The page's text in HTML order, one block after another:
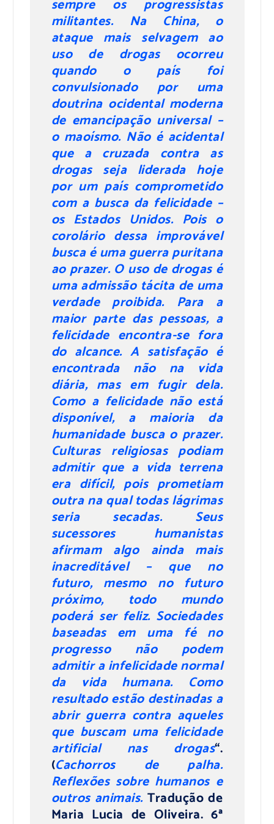
sempre os progressistas
militantes. Na China, o
ataque mais selvagem ao
uso de drogas ocorreu
quando o país foi
convulsionado por uma
doutrina ocidental moderna
de emancipação universal –
o maoísmo. Não é acidental
que a cruzada contra as
drogas seja liderada hoje
por um país comprometido
com a busca da felicidade –
os Estados Unidos. Pois o
corolário dessa improvável
busca é uma guerra puritana
ao prazer. O uso de drogas é
uma admissão tácita de uma
verdade proibida. Para a
maior parte das pessoas, a
felicidade encontra-se fora
do alcance. A satisfação é
encontrada não na vida
diária, mas em fugir dela.
Como a felicidade não está
disponível, a maioria da
humanidade busca o prazer.
Culturas religiosas podiam
admitir que a vida terrena
era difícil, pois prometiam
outra na qual todas lágrimas
seria secadas. Seus
sucessores humanistas
afirmam algo ainda mais
inacreditável – que no
futuro, mesmo no futuro
próximo, todo mundo
poderá ser feliz. Sociedades
baseadas em uma fé no
progresso não podem
admitir a infelicidade normal
da vida humana. Como
resultado estão destinadas a
abrir guerra contra aqueles
que buscam uma felicidade
artificial nas drogas“.
(Cachorros de palha.
Reflexões sobre humanos e
outros animais.Tradução de
Maria Lucia de Oliveira. 6ª